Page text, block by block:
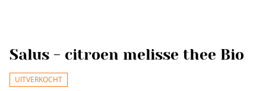
Salus - citroen melisse thee Bio
UITVERKOCHT